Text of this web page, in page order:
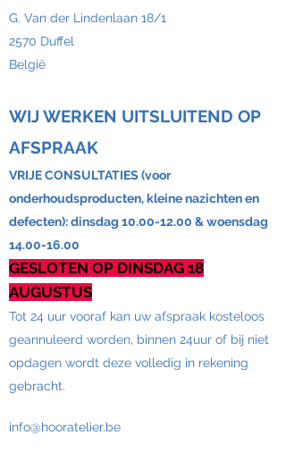
G. Van der Lindenlaan 18/1
2570 Duffel
België
WIJ WERKEN UITSLUITEND OP
AFSPRAAK
VRIJE CONSULTATIES (voor
onderhoudsproducten, kleine nazichten en
defecten): dinsdag 10.00-12.00 & woensdag
14.00-16.00
GESLOTEN OP DINSDAG 18
AUGUSTUS
Tot 24 uur vooraf kan uw afspraak kosteloos
geannuleerd worden, binnen 24uur of bij niet
opdagen wordt deze volledig in rekening
gebracht.
info@hooratelier.be